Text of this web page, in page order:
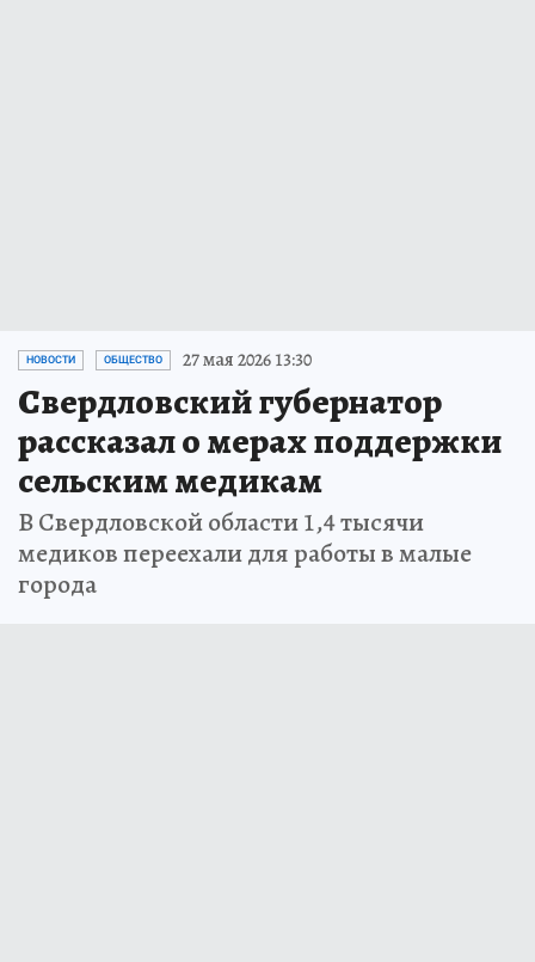
НОВОСТИ ОБЩЕСТВО 27 мая 2026 13:30
Свердловский губернатор
рассказал о мерах поддержки
сельским медикам
В Свердловской области 1,4 тысячи
медиков переехали для работы в малые
города